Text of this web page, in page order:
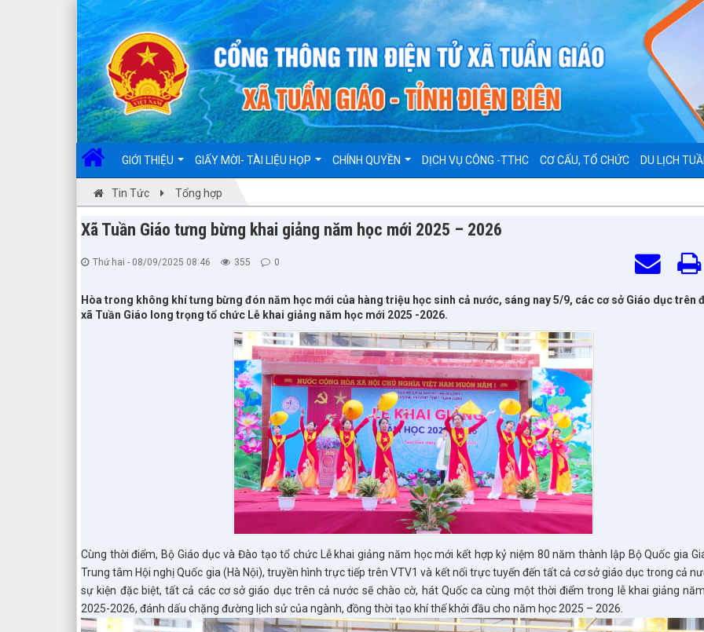
GIỚI THIỆU GIẤY MỜI- TÀI LIỆU HỌP CHÍNH QUYỀN DỊCH VỤ CÔNG -TTHC CƠ CẤU, TỔ CHỨC DU LỊCH
Tin Tức Tổng hợp
Xã Tuần Giáo tưng bừng khai giảng năm học mới 2025 – 2026
Thứ hai - 08/09/2025 08:46 355 0
Hòa trong không khí tưng bừng đón năm học mới của hàng triệu học sinh cả nước, sáng nay 5/9, các cơ sở Giáo dục trên
xã Tuần Giáo long trọng tổ chức Lễ khai giảng năm học mới 2025 -2026.
Cùng thời điểm, Bộ Giáo dục và Đào tạo tổ chức Lễ khai giảng năm học mới kết hợp kỷ niệm 80 năm thành lập Bộ Quốc gia
Trung tâm Hội nghị Quốc gia (Hà Nội), truyền hình trực tiếp trên VTV1 và kết nối trực tuyến đến tất cả cơ sở giáo dục trong cả
sự kiện đặc biệt, tất cả các cơ sở giáo dục trên cả nước sẽ chào cờ, hát Quốc ca cùng một thời điểm trong lễ khai giảng
2025-2026, đánh dấu chặng đường lịch sử của ngành, đồng thời tạo khí thế khởi đầu cho năm học 2025 – 2026.
Đã kết nối EMC